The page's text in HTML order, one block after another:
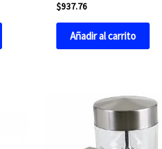
$937.76
Añadir al carrito